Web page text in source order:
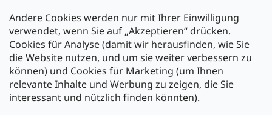
Andere Cookies werden nur mit Ihrer Einwilligung
verwendet, wenn Sie auf „Akzeptieren“ drücken.
Cookies für Analyse (damit wir herausfinden, wie Sie
die Website nutzen, und um sie weiter verbessern zu
können) und Cookies für Marketing (um Ihnen
relevante Inhalte und Werbung zu zeigen, die Sie
interessant und nützlich finden könnten).
Zahlarten: